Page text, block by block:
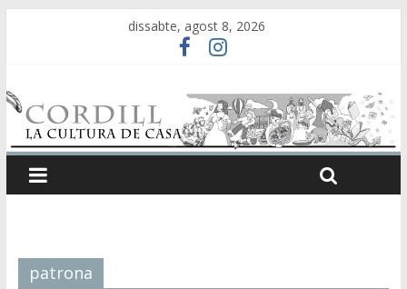
dissabte, agost 8, 2026
patrona